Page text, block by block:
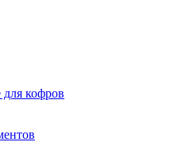
кофров